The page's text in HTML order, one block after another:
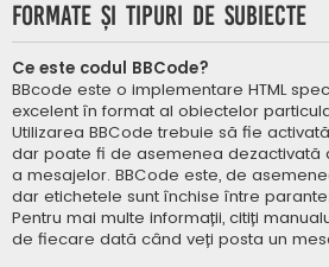
Formate și tipuri de subiecte
Ce este codul BBCode?
BBcode este o implementare HTML
excelent în format al obiectelor
Utilizarea BBCode trebuie să fie
dar poate fi de asemenea dezactivată
a mesajelor. BBCode este, de
dar etichetele sunt închise între
Pentru mai multe informații, citiți
de fiecare dată când veți posta un